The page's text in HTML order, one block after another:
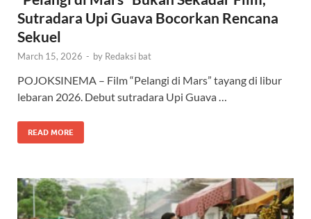
Sutradara Upi Guava Bocorkan Rencana
Sekuel
March 15, 2026 - by Redaksi bat
POJOKSINEMA – Film “Pelangi di Mars” tayang di libur
lebaran 2026. Debut sutradara Upi Guava …
READ MORE